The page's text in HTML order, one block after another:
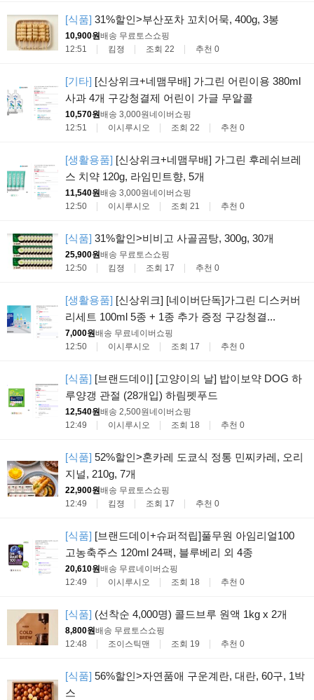
[식품] 31%할인>부산포차 꼬치어묵, 400g, 3봉
10,900원배송 무료토스쇼핑
12:51
킴졍 조회 22 추천 0
[기타] [신상위크+네맴무배] 가그린 어린이용 380ml
사과 4개 구강청결제 어린이 가글 무알콜
10,570원배송 3,000원네이버쇼핑
12:51
이시루시오 조회 22 추천 0
[생활용품] [신상위크+네맴무배] 가그린 후레쉬브레
스 치약 120g, 라임민트향, 5개
11,540원배송 3,000원네이버쇼핑
12:50
이시루시오 조회 21 추천 0
[식품] 31%할인>비비고 사골곰탕, 300g, 30개
25,900원배송 무료토스쇼핑
12:50
킴졍 조회 17 추천 0
[생활용품] [신상위크] [네이버단독]가그린 디스커버
리세트 100ml 5종 + 1종 추가 증정 구강청결...
7,000원배송 무료네이버쇼핑
12:50
이시루시오 조회 17 추천 0
[식품] [브랜드데이] [고양이의 날] 밥이보약 DOG 하
루양갱 관절 (28개입) 하림펫푸드
12,540원배송 2,500원네이버쇼핑
12:49
이시루시오 조회 18 추천 0
[식품] 52%할인>혼카레 도쿄식 정통 민찌카레, 오리
지널, 210g, 7개
22,900원배송 무료토스쇼핑
12:49
킴졍 조회 17 추천 0
[식품] [브랜드데이+슈퍼적립]풀무원 아임리얼100
고농축주스 120ml 24팩, 블루베리 외 4종
20,610원배송 무료네이버쇼핑
12:49
이시루시오 조회 18 추천 0
[식품] (선착순 4,000명) 콜드브루 원액 1kg x 2개
8,800원배송 무료토스쇼핑
12:48
조이스틱맨 조회 19 추천 0
[식품] 56%할인>자연품애 구운계란, 대란, 60구, 1박
스